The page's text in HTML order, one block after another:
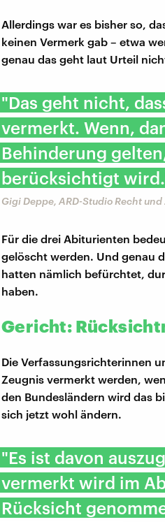
Allerdings war es bisher so,
keinen Vermerk gab – etwa
genau das geht laut Urteil
"Das geht nicht,
vermerkt. Wenn,
Behinderung
berücksichtigt
Gigi Deppe, ARD-Studio Recht
Für die drei Abiturienten
gelöscht werden. Und genau
hatten nämlich befürchtet,
haben.
Gericht:
Die Verfassungsrichterinnen
Zeugnis vermerkt werden,
den Bundesländern wird das
sich jetzt wohl ändern.
"Es ist davon
vermerkt wird im
Rücksicht